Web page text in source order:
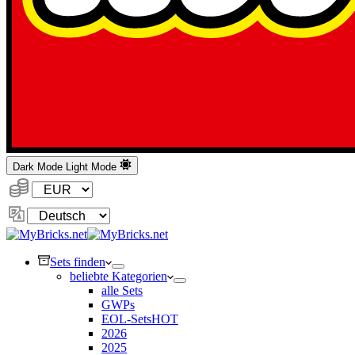
Dark Mode Light Mode
Währung:
Sprache
ändern
Sets finden
beliebte Kategorien
alle Sets
GWPs
EOL-SetsHOT
2026
2025